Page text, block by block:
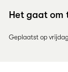
Het gaat om
Geplaatst op